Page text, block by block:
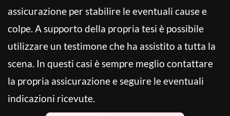
assicurazione per stabilire le eventuali cause e
colpe. A supporto della propria tesi è possibile
utilizzare un testimone che ha assistito a tutta la
scena. In questi casi è sempre meglio contattare
la propria assicurazione e seguire le eventuali
indicazioni ricevute.